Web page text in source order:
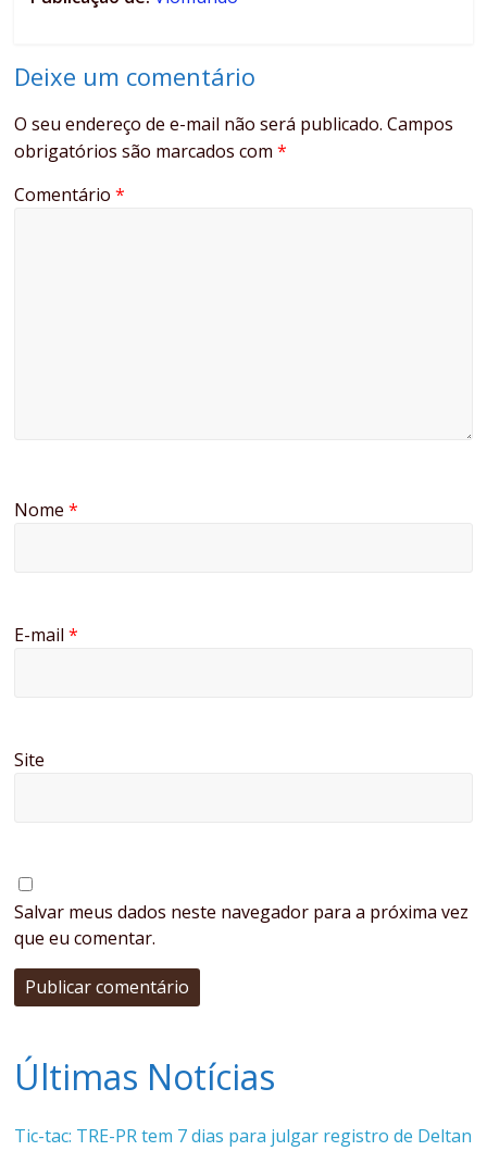
Deixe um comentário
O seu endereço de e-mail não será publicado. Campos
obrigatórios são marcados com*
Comentário*
Nome*
E-mail*
Site
Salvar meus dados neste navegador para a próxima vez
que eu comentar.
Últimas Notícias
Tic-tac: TRE-PR tem 7 dias para julgar registro de Deltan